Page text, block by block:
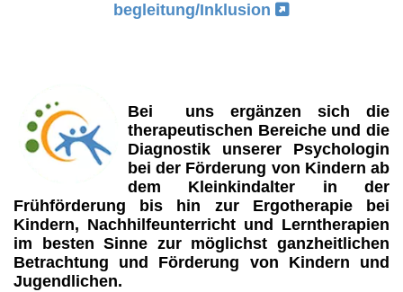
begleitung/Inklusion
Bei uns ergänzen sich die
therapeutischen Bereiche und die
Diagnostik unserer Psychologin
bei der Förderung von Kindern ab
dem Kleinkindalter in der
Frühförderung bis hin zur Ergotherapie bei
Kindern, Nachhilfeunterricht und Lerntherapien
im besten Sinne zur möglichst ganzheitlichen
Betrachtung und Förderung von Kindern und
Jugendlichen.